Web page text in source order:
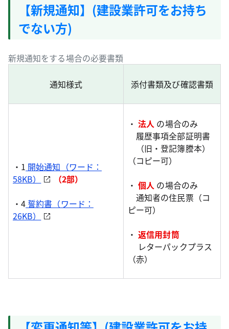
【新規通知】(建設業許可をお持ち
でない方)
新規通知をする場合の必要書類
通知様式 添付書類及び確認書類
・1 開始通知（ワード：
58KB）
（2部）
・4 誓約書（ワード：
26KB）
・法人 の場合のみ
履歴事項全部証明書
（旧・登記簿謄本）
（コピー可）
・個人 の場合のみ
通知者の住民票（コ
ピー可）
・ 返信用封筒
レターパックプラス
（赤）